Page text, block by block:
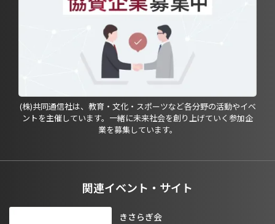
(株)共同通信社は、教育・文化・スポーツなど各分野の活動やイベ
ントを主催しています。一緒に未来社会を創り上げていく参加企
業を募集しています。
関連イベント・サイト
きさらぎ会